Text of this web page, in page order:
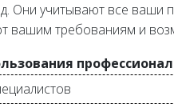
Они учитывают все ваши
вашим требованиям и